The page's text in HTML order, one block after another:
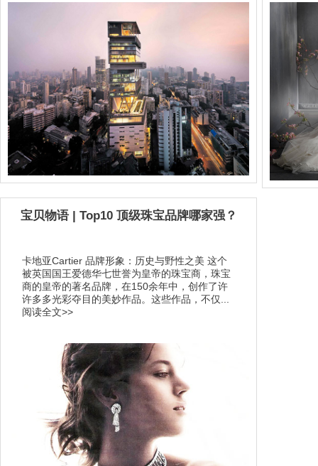
宝贝物语 | Top10 顶级珠宝品牌哪家强？
卡地亚Cartier 品牌形象：历史与野性之美 这个
被英国国王爱德华七世誉为皇帝的珠宝商，珠宝
商的皇帝的著名品牌，在150余年中，创作了许
许多多光彩夺目的美妙作品。这些作品，不仅...
阅读全文>>